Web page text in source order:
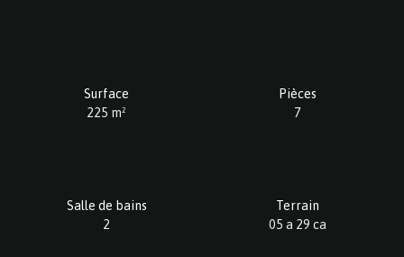
Surface
225 m²
Pièces
7
Salle de bains
2
Terrain
05 a 29 ca